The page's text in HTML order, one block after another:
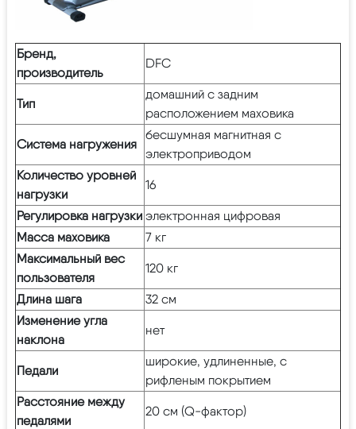
Бренд,
производитель
DFC
Тип
домашний с задним
расположением маховика
Система нагружения
бесшумная магнитная с
электроприводом
Количество уровней
нагрузки
16
Регулировка нагрузки электронная цифровая
Масса маховика
7 кг
Максимальный вес
пользователя
120 кг
Длина шага
32 см
Изменение угла
наклона
нет
Педали
широкие, удлиненные, с
рифленым покрытием
Расстояние между
педалями
20 см (Q-фактор)